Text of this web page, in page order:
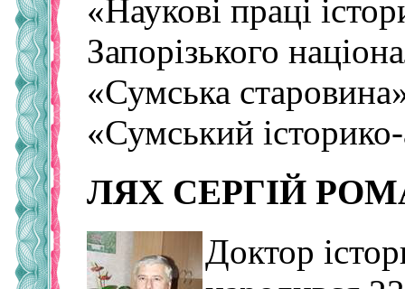
«Наукові праці
Запорізького
«Сумська
«Сумський
ЛЯХ СЕРГІЙ
Доктор